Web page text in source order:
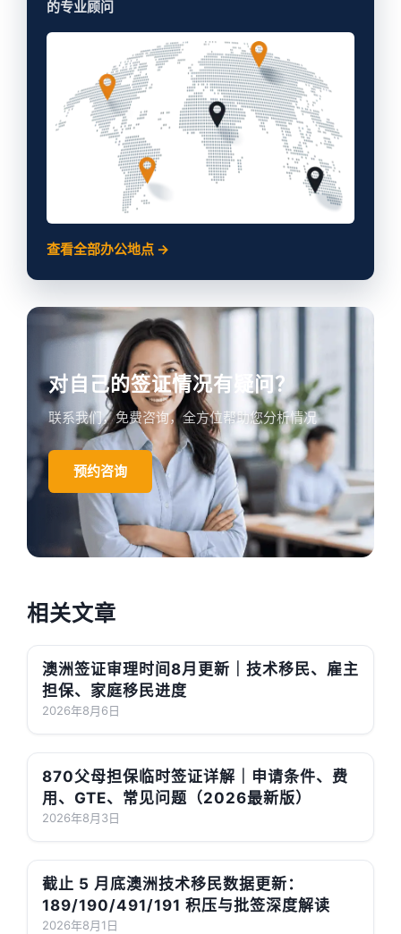
的专业顾问
查看全部办公地点 →
对自己的签证情况有疑问？
联系我们，免费咨询，全方位帮助您分析情况
预约咨询
相关文章
澳洲签证审理时间8月更新｜技术移民、雇主
担保、家庭移民进度
2026年8月6日
870父母担保临时签证详解｜申请条件、费
用、GTE、常见问题（2026最新版）
2026年8月3日
截止 5 月底澳洲技术移民数据更新：
189/190/491/191 积压与批签深度解读
2026年8月1日